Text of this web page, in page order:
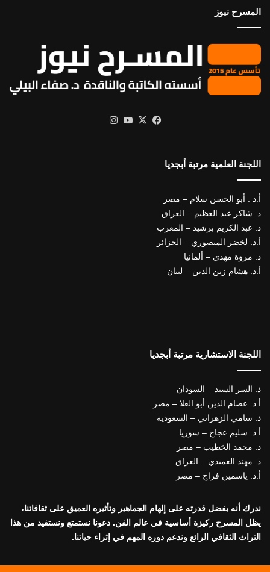
المسرح نيوز
فيسبوك
X يوتيوب
اللجنة العلمية مرتبة أبجديا
أ.د . أبو الحسن سلام – مصر
د. شاكر عبد العظيم – العراق
د. عبد الكريم برشيد – المغرب
أ.د. لخضر المنصوري – الجزائر
د. مروة مهدي – ألمانيا
أ.د. هشام زين الدين – لبنان
اللجنة الاستشارية مرتبة أبجديا
ذ. السر السيد – السودان
أ.د. عصام الدين أبو العلا – مصر
ذ. سامي الزهراني – السعودية
أ.د. سليم عجاج – سوريا
د. محمد الخطيب – مصر
د. مهند العميدي – العراق
أ.د. ياسمين فراج – مصر
ندرك أنه بفضل قدرته على إلهام الجماهير وتأثيره العميق على ثقافاتنا،
يظل المسرح ركيزة أساسية في عالم الفن. دعونا نستمتع ونستفيد من هذا
التراث الثقافي الرائع وندعم دوره المهم في إثراء حياتنا.